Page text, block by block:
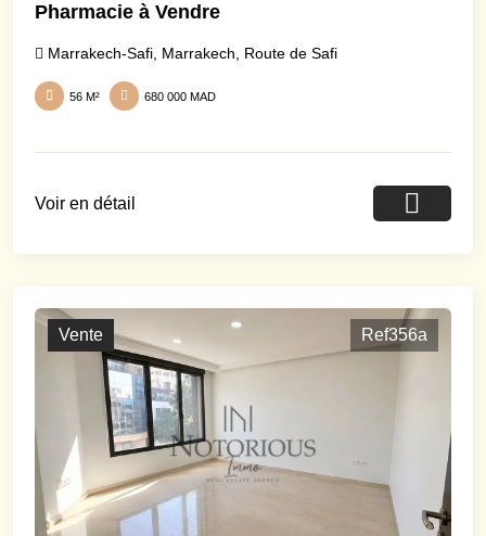
Pharmacie à Vendre
Marrakech-Safi, Marrakech, Route de Safi
56 M² 680 000 MAD
Voir en détail
Vente Ref356a